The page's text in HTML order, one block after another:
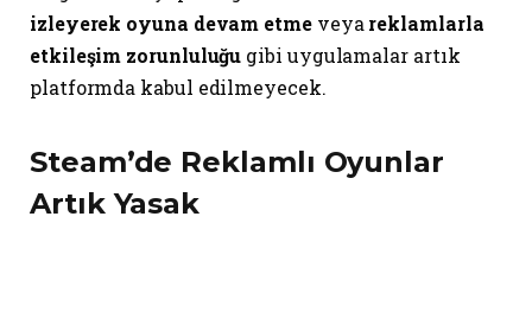
izleyerek oyuna devam etmeveya reklamlarla
etkileşim zorunluluğu gibi uygulamalar artık
platformda kabul edilmeyecek.
Steam’de Reklamlı Oyunlar
Artık Yasak